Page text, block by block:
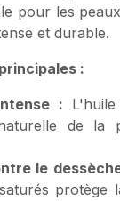
pour les
et durable.
:
:
de la
le
protège